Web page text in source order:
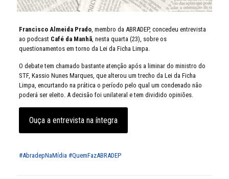
Francisco Almeida Prado, membro da ABRADEP, concedeu entrevista
ao podcast Café da Manhã, nesta quarta (23), sobre os
questionamentos em torno da Lei da Ficha Limpa.
O debate tem chamado bastante atenção após a liminar do ministro do
STF, Kassio Nunes Marques, que alterou um trecho da Lei da Ficha
Limpa, encurtando na prática o período pelo qual um condenado não
poderá ser eleito. A decisão foi unilateral e tem dividido opiniões.
Ouça a entrevista na íntegra
#AbradepNaMídia #QuemFazABRADEP